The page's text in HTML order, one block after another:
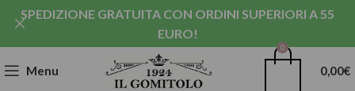
Menu
0
0,00€
SPEDIZIONE GRATUITA CON ORDINI SUPERIORI A 55
EURO!